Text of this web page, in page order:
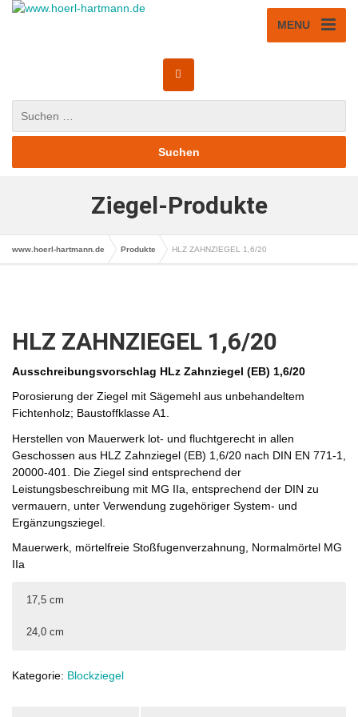
MENU
Ziegel-Produkte
www.hoerl-hartmann.de Produkte HLZ ZAHNZIEGEL 1,6/20
HLZ ZAHNZIEGEL 1,6/20
Ausschreibungsvorschlag HLz Zahnziegel (EB) 1,6/20
Porosierung der Ziegel mit Sägemehl aus unbehandeltem
Fichtenholz; Baustoffklasse A1.
Herstellen von Mauerwerk lot- und fluchtgerecht in allen
Geschossen aus HLZ Zahnziegel (EB) 1,6/20 nach DIN EN 771-1,
20000-401. Die Ziegel sind entsprechend der
Leistungsbeschreibung mit MG IIa, entsprechend der DIN zu
vermauern, unter Verwendung zugehöriger System- und
Ergänzungsziegel.
Mauerwerk, mörtelfreie Stoßfugenverzahnung, Normalmörtel MG
IIa
17,5 cm
24,0 cm
Kategorie: Blockziegel